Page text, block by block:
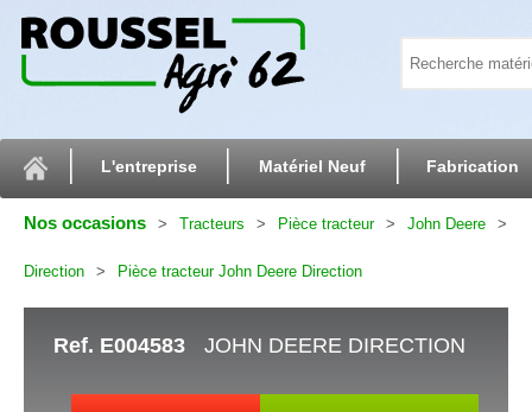
L'entreprise Matériel Neuf Fabrication
Nos occasions Tracteurs Pièce tracteur John Deere
Direction Pièce tracteur John Deere Direction
JOHN DEERE DIRECTION
Ref. E004583